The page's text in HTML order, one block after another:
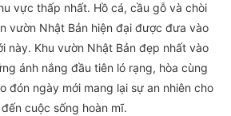
vực thấp nhất. Hồ cá, cầu gỗ và chòi
vườn Nhật Bản hiện đại được đưa vào
này. Khu vườn Nhật Bản đẹp nhất vào
ánh nắng đầu tiên ló rạng, hòa cùng
đón ngày mới mang lại sự an nhiên cho
cuộc sống hoàn mĩ.